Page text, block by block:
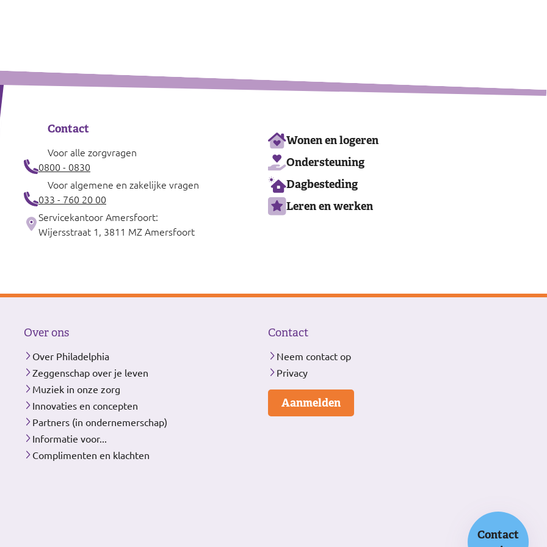
Contact
Leaflet|©OpenStreetMapcontributors
Contact
Voor alle zorgvragen
0800 - 0830
Voor algemene en zakelijke vragen
033 - 760 20 00
Servicekantoor Amersfoort:
Wijersstraat 1, 3811 MZ Amersfoort
Ons
aanbod
Wonen en logeren
Ondersteuning
Dagbesteding
Leren en werken
Over ons
Over Philadelphia
Zeggenschap over je leven
Muziek in onze zorg
Innovaties en concepten
Partners (in ondernemerschap)
Informatie voor...
Complimenten en klachten
Contact
Neem contact op
Privacy
Aanmelden